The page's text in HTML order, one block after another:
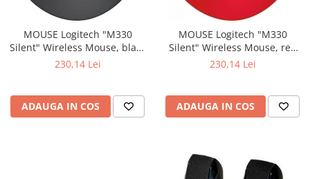
MOUSE Logitech "M330
Silent" Wireless Mouse, black
"910-004909" (include timbru230,14 Lei
ADAUGA IN COS
MOUSE Logitech "M330
Silent" Wireless Mouse, red
"910-004911" (include timbru230,14 Lei
ADAUGA IN COS